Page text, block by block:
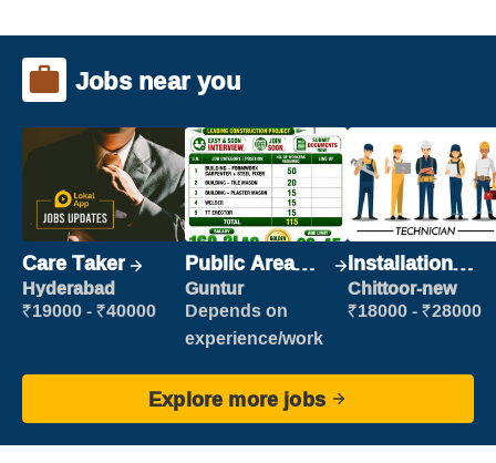
Jobs near you
Care Taker
Hyderabad
₹19000 - ₹40000
Public Area
Cleaner
Guntur
Depends on
experience/work
Installation
Engineer/
Helper
Chittoor-new
₹18000 - ₹28000
Explore more jobs